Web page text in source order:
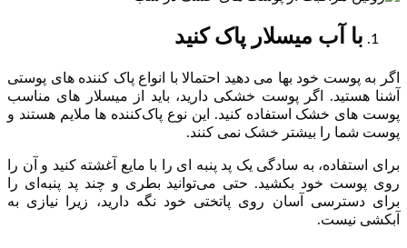
با آب میسلار پاک کنید
اگر به پوست خود بها می دهید احتمالا با انواع پاک کننده های پوستی
آشنا هستید. اگر پوست خشکی دارید، باید از میسلار های مناسب
پوست های خشک استفاده کنید. این نوع پاک‌کننده‌ ها ملایم هستند و
پوست شما را بیشتر خشک نمی کنند.
برای استفاده، به سادگی یک پد پنبه ای را با مایع آغشته کنید و آن را
روی پوست خود بکشید. حتی می‌توانید بطری و چند پد پنبه‌ای را
برای دسترسی آسان روی پاتختی خود نگه دارید، زیرا نیازی به
آبکشی نیست.